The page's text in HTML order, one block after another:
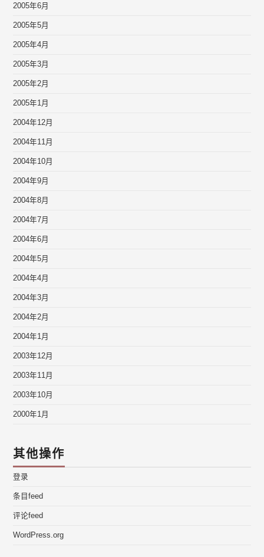
2005年6月
2005年5月
2005年4月
2005年3月
2005年2月
2005年1月
2004年12月
2004年11月
2004年10月
2004年9月
2004年8月
2004年7月
2004年6月
2004年5月
2004年4月
2004年3月
2004年2月
2004年1月
2003年12月
2003年11月
2003年10月
2000年1月
其他操作
登录
条目feed
评论feed
WordPress.org